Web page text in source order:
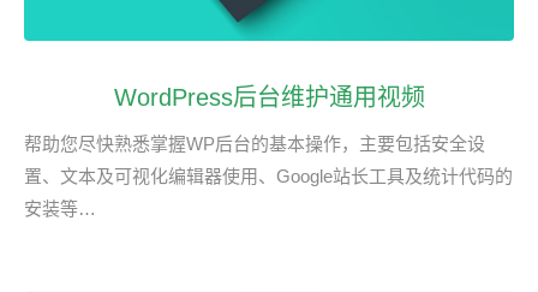
WordPress后台维护通用视频
帮助您尽快熟悉掌握WP后台的基本操作，主要包括安全设
置、文本及可视化编辑器使用、Google站长工具及统计代码的
安装等…